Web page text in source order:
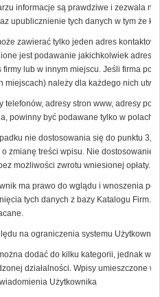
informacje są prawdziwe i zezwala
upublicznienie tych danych w tym że
zawierać tylko jeden adres
jest podawanie jakichkolwiek
firmy lub w innym miejscu. Jeśli firma
miejscach) należy dla każdego nich
telefonów, adresy stron www, adresy
powinny być podawane tylko w polach
nie dostosowania się do punktu 3,
o zmianę treści wpisu. Nie dostosowanie
możliwości zwrotu wniesionej opłaty.
ma prawo do wglądu i wnoszenia
tych danych z bazy Katalogu Firm.
na ograniczenia systemu
dodać do kilku kategorii, jednak
działalności. Wpisy umieszczone
Użytkownika